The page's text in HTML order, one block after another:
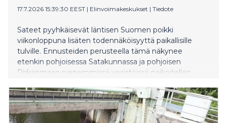
17.7.2026 15:39:30 EEST | Elinvoimakeskukset | Tiedote
Sateet pyyhkäisevät läntisen Suomen poikki
viikonloppuna lisäten todennäköisyyttä paikallisille
tulville. Ennusteiden perusteella tämä näkynee
etenkin pohjoisessa Satakunnassa ja pohjoisen
Pirkanmaan pienemmissä vesistöissä paikoitellen
virtauksina. Esimerkiksi Kankaanpään ja Parkanon
seuduille ennustetaan jopa yli 50 mm sadekertymiä
viikonlopun aikana.